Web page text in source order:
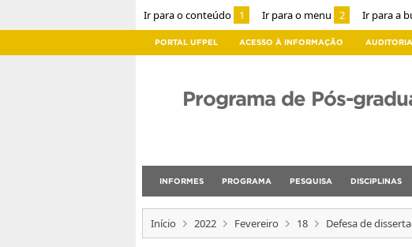
Ir para o conteúdo 1 Ir para o menu 2 Ir para a
PORTAL UFPEL ACESSO À INFORMAÇÃO AUDITORIA
Programa de Pós-
INFORMES PROGRAMA PESQUISA DISCIPLINAS
Início 2022 Fevereiro 18 Defesa de